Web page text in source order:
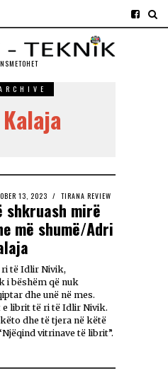
13, 2023 TIRANA REVIEW
shkruash mirë
më shumë/Adri
ri të Idlir Nivik,
i bëshëm që nuk
dhe unë në mes.
e librit të ri të Idlir Nivik.
dhe të tjera në këtë
vitrinave të librit”.